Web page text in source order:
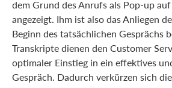
dem Grund des Anrufs als Pop-up
angezeigt. Ihm ist also das Anliegen
Beginn des tatsächlichen Gesprächs
Transkripte dienen den Customer
optimaler Einstieg in ein effektives
Gespräch. Dadurch verkürzen sich